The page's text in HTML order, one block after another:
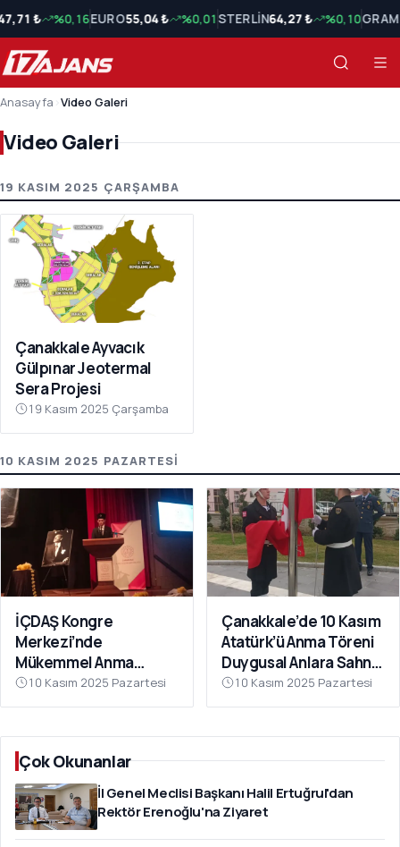
₺ %0,16EURO55,04 ₺ %0,01STERLİN64,27 ₺ %0,10
Anasayfa Video Galeri
Video Galeri
Video Galeri Son Haberler
19 KASIM 2025 ÇARŞAMBA
Çanakkale Ayvacık
Gülpınar Jeotermal
Sera Projesi
19 Kasım 2025 Çarşamba
10 KASIM 2025 PAZARTESI
İÇDAŞ Kongre
Merkezi’nde
Mükemmel Anma
Töreni
10 Kasım 2025 Pazartesi
Çanakkale’de 10 Kasım
Atatürk’ü Anma Töreni
Duygusal Anlara Sahne
Oldu
10 Kasım 2025 Pazartesi
Çok Okunanlar
İl Genel Meclisi Başkanı Halil Ertuğrul'dan
Rektör Erenoğlu'na Ziyaret